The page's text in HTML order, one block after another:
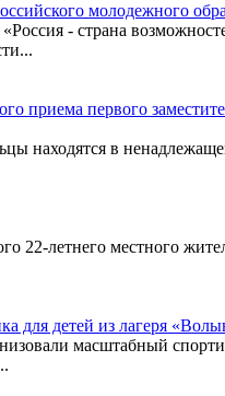
молодежного
- страна
первого
находятся в
22-летнего местного
для детей из лагеря
масштабный